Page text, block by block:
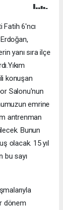
Fatih 6'ncı
yanı sıra ilçe
konuşan
Salonu'nun
emrine
antrenman
Bunun
olacak. 15 yıl
bu sayı
dönem